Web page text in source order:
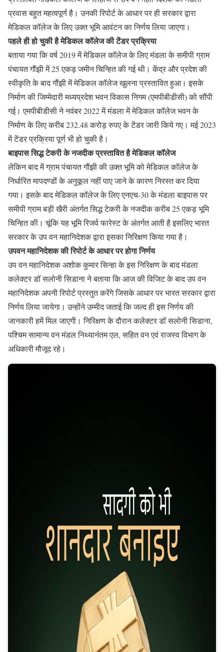
प्रवास बहुत महत्वपूर्ण है। उनकी रिपोर्ट के आधार पर ही सरकार द्वारा
मेडिकल कॉलेज के लिए उक्त भूमि आवंटन का निर्णय लिया जाएगा।
पहले ही हो चुकी है मेडिकल कॉलेज की टेंडर प्रक्रिया
बताया गया कि वर्ष 2019 में मेडिकल कॉलेज के लिए मंडला के समीपी ग्राम
पंचायत गौंझी में 25 एकड़ जमीन चिन्हित की गई थी। केंद्र और प्रदेश की
स्वीकृति के बाद गौंझी में मेडिकल कॉलेज खुलना प्रस्तावित हुआ। इसके
निर्माण की जिम्मेदारी मध्यप्रदेश भवन विकास निगम (एमपीबीडीसी) को सौंपी
गई। एमपीबीडीसी ने नवंबर 2022 में मंडला में मेडिकल कॉलेज भवन के
निर्माण के लिए करीब 232.48 करोड़ रुपए के टेंडर जारी किये गए। मई 2023
में टेंडर प्रक्रिया पूर्ण भी हो चुकी है।
बाइपास सिद्ध टेकरी के नजदीक प्रस्तावित है मेडिकल कॉलेज
लेकिन बाद में ग्राम पंचायत गौंझी की उक्त भूमि को मेडिकल कॉलेज के
निर्धारित मापदण्डों के अनुकूल नहीं पाए जाने के कारण निरस्त कर दिया
गया। इसके बाद मेडिकल कॉलेज के लिए एनएच-30 के मंडला बाइपास पर
समीपी ग्राम बड़ी खैरी अंतर्गत सिद्ध टेकरी के नजदीक करीब 25 एकड़ भूमि
चिन्हित की। चूंकि यह भूमि रिजर्व फारेस्ट के अंतर्गत आती है इसलिए भारत
सरकार के उप वन महानिदेशक द्वारा इसका निरिक्षण किया गया है।
उपवन महानिदेशक की रिपोर्ट के आधार पर होगा निर्णय
उप वन महानिदेशक अशोक कुमार सिन्हा के इस निरिक्षण के बाद मंडला
कलेक्टर डॉ सलोनी सिडाना ने बताया कि आज की विजिट के बाद उप वन
महानिदेशक अपनी रिपोर्ट प्रस्तुत करेंगे जिसके आधार पर भारत सरकार द्वारा
निर्णय लिया जायेगा। उन्होंने उम्मीद जताई कि जल्द ही इस निर्णय की
जानकारी हमें मिल जाएगी। निरिक्षण के दौरान कलेक्टर डॉ सलोनी सिडाना,
पश्चिम सामान्य वन मंडल निथ्यानंतम एल, सहित वन एवं राजस्व विभाग के
अधिकारी मौजूद रहे।